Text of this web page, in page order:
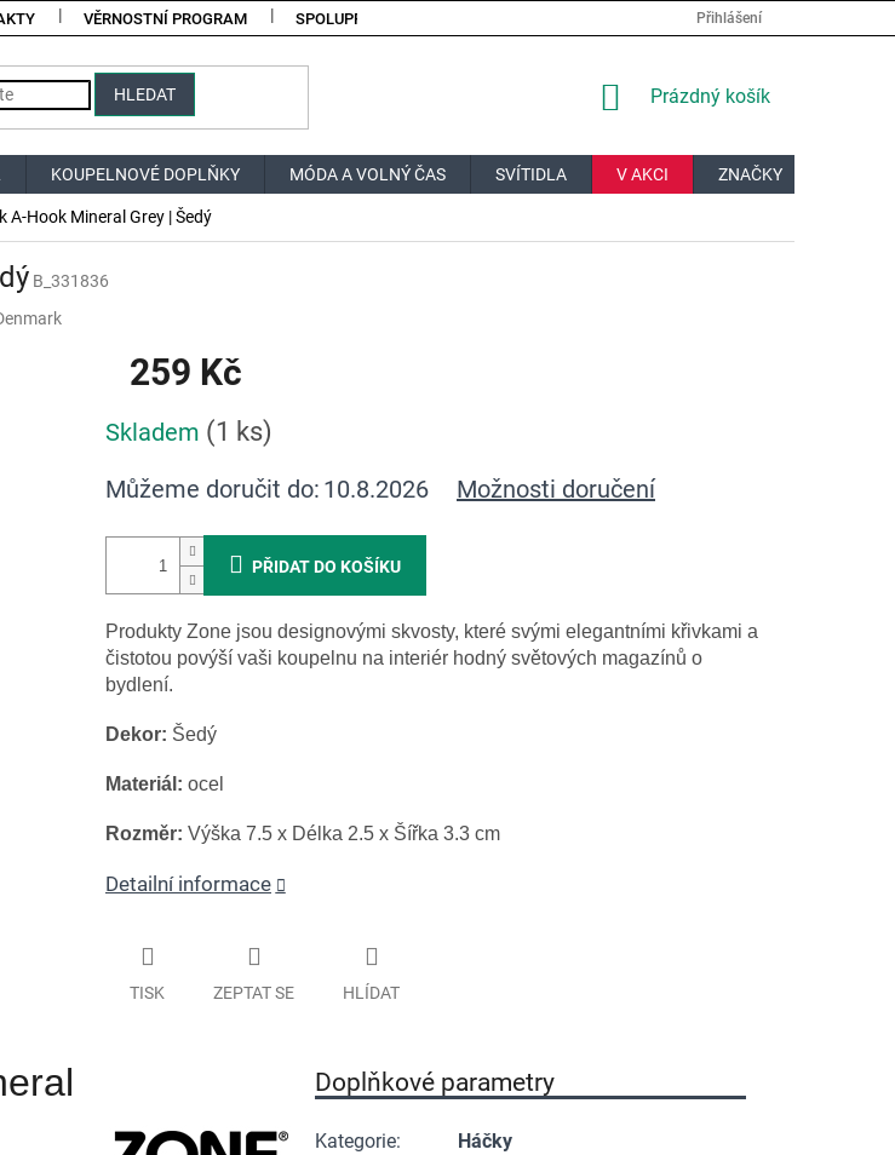
VĚRNOSTNÍ PROGRAM SPOLUPRÁCE JAK NAKUPOVAT?Přihlášení
HLEDAT
NÁKUPNÍ
Prázdný košík
KOUPELNOVÉ DOPLŇKY MÓDA A VOLNÝ ČAS SVÍTIDLA V AKCI ZNAČKY
A-Hook Mineral Grey | Šedý
B_331836
259 Kč
cena:
Skladem (1 ks)
Můžeme doručit do: 10.8.2026 Možnosti doručení
PŘIDAT DO KOŠÍKU
Produkty Zone jsou designovými skvosty, které svými elegantními křivkami a
čistotou povýší vaši koupelnu na interiér hodný světových magazínů o
bydlení.
Dekor: Šedý
Materiál: ocel
Rozměr: Výška 7.5 x Délka 2.5 x Šířka 3.3 cm
Detailní informace
TISK ZEPTAT SE HLÍDAT
Doplňkové parametry
Kategorie:
Háčky